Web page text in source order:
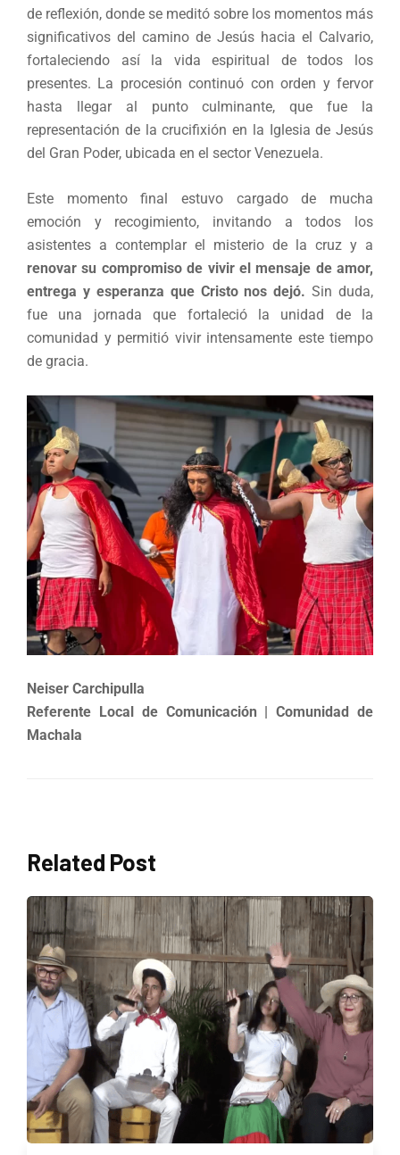
de reflexión, donde se meditó sobre los momentos más
significativos del camino de Jesús hacia el Calvario,
fortaleciendo así la vida espiritual de todos los
presentes. La procesión continuó con orden y fervor
hasta llegar al punto culminante, que fue la
representación de la crucifixión en la Iglesia de Jesús
del Gran Poder, ubicada en el sector Venezuela.
Este momento final estuvo cargado de mucha
emoción y recogimiento, invitando a todos los
asistentes a contemplar el misterio de la cruz y a
renovar su compromiso de vivir el mensaje de amor,
entrega y esperanza que Cristo nos dejó. Sin duda,
fue una jornada que fortaleció la unidad de la
comunidad y permitió vivir intensamente este tiempo
de gracia.
Neiser Carchipulla
Referente Local de Comunicación | Comunidad de
Machala
Related Post